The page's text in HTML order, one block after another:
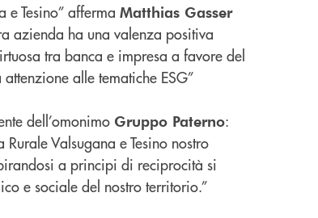
e Tesino” afferma Matthias Gasser
azienda ha una valenza positiva
tra banca e impresa a favore del
alle tematiche ESG”
dell’omonimo Gruppo Paterno:
Valsugana e Tesino nostro
a principi di reciprocità si
e sociale del nostro territorio.”